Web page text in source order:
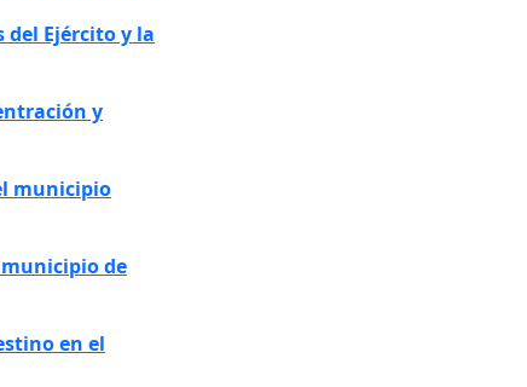
del Ejército y la
y
municipio
de
en el